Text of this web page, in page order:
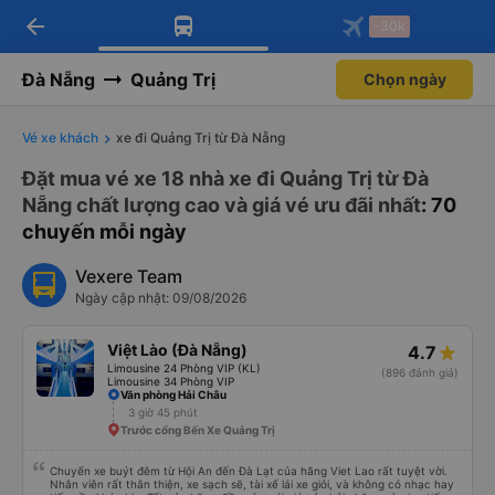
Tải app Vexere ngay!
Nhận ưu đãi thành viên độc
Mở app
Tải app Vexere
-30k/ghế khi đặt vé máy bay qua
Mở app
arrow_back -30k
Đà Nẵng Quảng Trị Chọn ngày
Vé xe khách xe đi Quảng Trị từ Đà Nẵng
Đặt mua vé xe 18 nhà xe đi Quảng Trị từ Đà
Nẵng chất lượng cao và giá vé ưu đãi nhất: 70
chuyến mỗi ngày
Vexere Team
Ngày cập nhật: 09/08/2026
Việt Lào (Đà Nẵng)
Limousine 24 Phòng VIP (KL)
Limousine 34 Phòng VIP
4.7
(896 đánh giá)
Văn phòng Hải Châu
3 giờ 45 phút
Trước cổng Bến Xe Quảng Trị
Chuyến xe buýt đêm từ Hội An đến Đà Lạt của hãng Viet Lao rất tuyệt vời.
Nhân viên rất thân thiện, xe sạch sẽ, tài xế lái xe giỏi, và không có nhạc hay